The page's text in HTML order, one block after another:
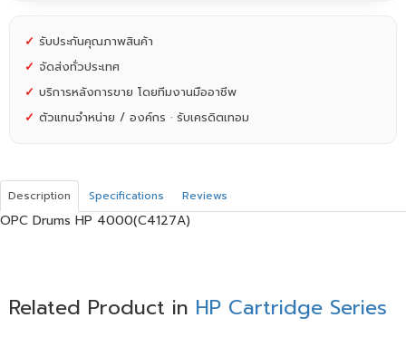
✓ รับประกันคุณภาพสินค้า
✓ จัดส่งทั่วประเทศ
✓ บริการหลังการขาย โดยทีมงานมืออาชีพ
✓ ตัวแทนจำหน่าย / องค์กร · รับเครดิตเทอม
Description Specifications Reviews
OPC Drums HP 4000(C4127A)
Related Product in HP Cartridge Series